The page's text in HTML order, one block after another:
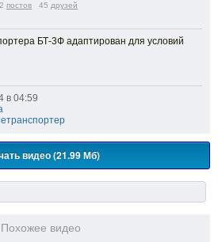
постов 45 друзей
БТ-3Ф адаптирован для условий
в 04:59
видео (21.99 Мб)
Похожее видео